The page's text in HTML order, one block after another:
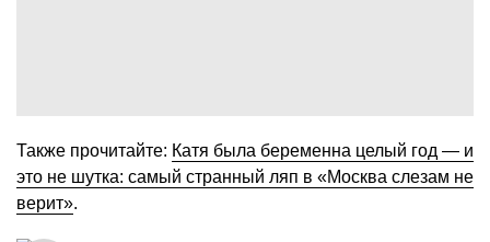
Также прочитайте: Катя была беременна целый год — и
это не шутка: самый странный ляп в «Москва слезам не
верит».